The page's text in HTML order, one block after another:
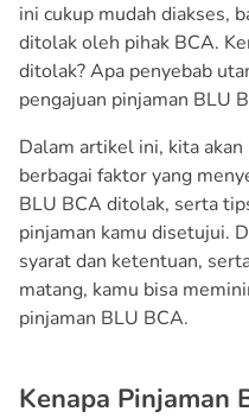
ini cukup mudah diakses,
ditolak oleh pihak BCA.
ditolak? Apa penyebab
pengajuan pinjaman BLU
Dalam artikel ini, kita
berbagai faktor yang
BLU BCA ditolak, serta
pinjaman kamu disetujui.
syarat dan ketentuan,
matang, kamu bisa
pinjaman BLU BCA.
Kenapa Pinjaman